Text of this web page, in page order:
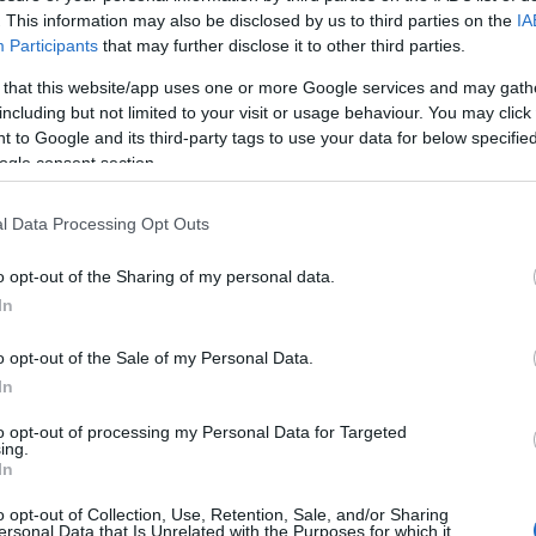
This information may also be disclosed by us to third parties on the
Participants that may further disclose it to other third parties.
that this website/app uses one or more Google services and may
but not limited to your visit or usage behaviour. You may
to Google and its third-party tags to use your data for below
consent section.
Data Processing Opt Outs
opt-out of the Sharing of my personal data.
opt-out of the Sale of my Personal Data.
opt-out of processing my Personal Data for Targeted
opt-out of Collection, Use, Retention, Sale, and/or Sharing
Data that Is Unrelated with the Purposes for which it
RSS
fantasztikus szurkolók fanatikusok
2012.08.02. 09:00MÉSZY
.. Supporters Of Lokomotiv Moscow |TifoTV